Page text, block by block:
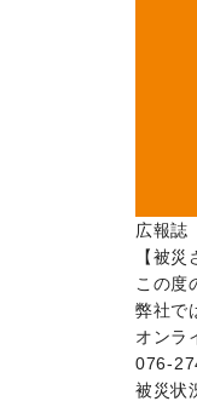
広報誌
【被
この度
弊社で
オンラ
076-
被災状